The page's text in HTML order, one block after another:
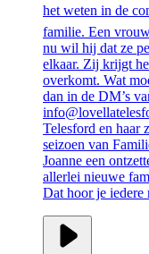
het weten in de
familie. Een
nu wil hij dat ze
elkaar. Zij krijgt
overkomt. Wat
dan in de DM’s
Telesford en haar
seizoen van
Joanne een
allerlei nieuwe
Dat hoor je iedere